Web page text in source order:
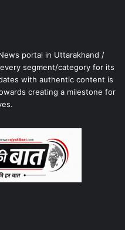
portal in Uttarakhand /
segment/category for its
with authentic content is
creating a milestone for